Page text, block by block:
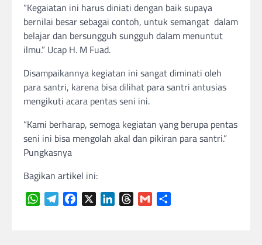
“Kegaiatan ini harus diniati dengan baik supaya
bernilai besar sebagai contoh, untuk semangat dalam
belajar dan bersungguh sungguh dalam menuntut
ilmu.” Ucap H. M Fuad.
Disampaikannya kegiatan ini sangat diminati oleh
para santri, karena bisa dilihat para santri antusias
mengikuti acara pentas seni ini.
“Kami berharap, semoga kegiatan yang berupa pentas
seni ini bisa mengolah akal dan pikiran para santri.”
Pungkasnya
Bagikan artikel ini:
WhatsAppTelegramFacebook LinkedInThreads
Gmail